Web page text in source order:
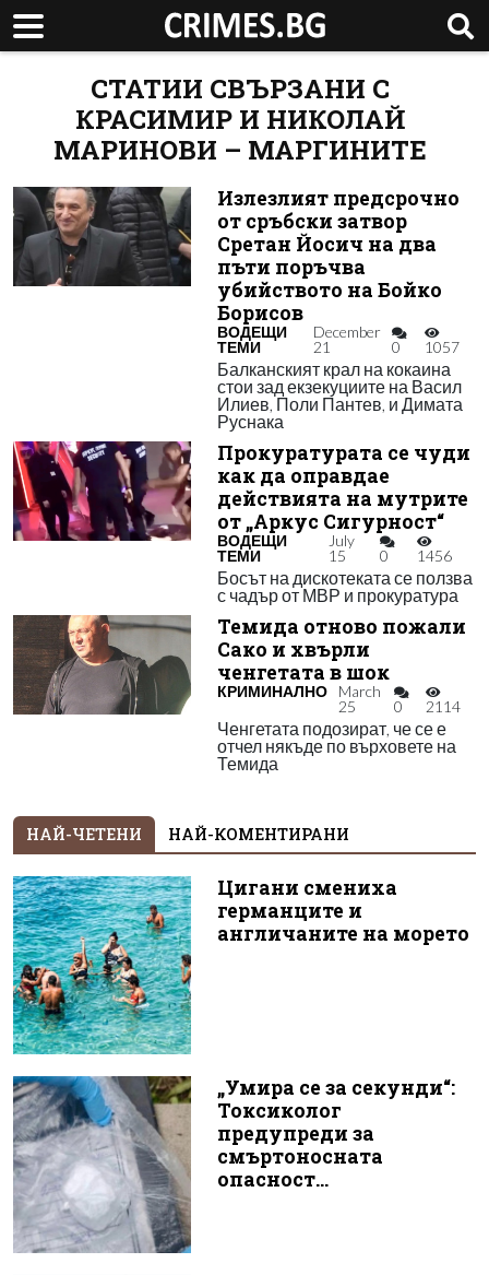
СТАТИИ СВЪРЗАНИ С
КРАСИМИР И НИКОЛАЙ
МАРИНОВИ – МАРГИНИТЕ
Излезлият предсрочно
от сръбски затвор
Сретан Йосич на два
пъти поръчва
убийството на Бойко
Борисов
ВОДЕЩИ
ТЕМИ
December
21
0 1057
Балканският крал на кокаина
стои зад екзекуциите на Васил
Илиев, Поли Пантев, и Димата
Руснака
Прокуратурата се чуди
как да оправдае
действията на мутрите
от „Аркус Сигурност“
ВОДЕЩИ
ТЕМИ
July
15
0 1456
Босът на дискотеката се ползва
с чадър от МВР и прокуратура
Темида отново пожали
Сако и хвърли
ченгетата в шок
КРИМИНАЛНО
March
25
0 2114
Ченгетата подозират, че се е
отчел някъде по върховете на
Темида
НАЙ-ЧЕТЕНИ НАЙ-КОМЕНТИРАНИ
Цигани смениха
германците и
англичаните на морето
„Умира се за секунди“:
Токсиколог
предупреди за
смъртоносната
опасност...